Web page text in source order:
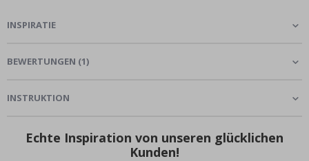
INSPIRATIE
BEWERTUNGEN (1)
INSTRUKTION
Echte Inspiration von unseren glücklichen
Kunden!